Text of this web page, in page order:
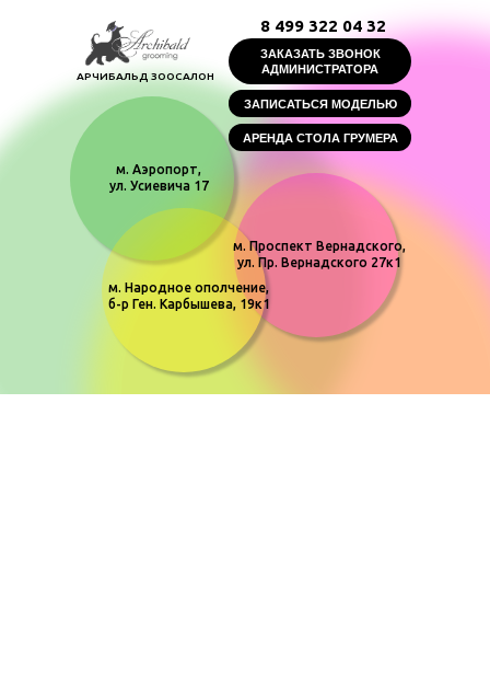
АРЧИБАЛЬД ЗООСАЛОН
ЗАКАЗАТЬ ЗВОНОК
АДМИНИСТРАТОРА
ЗАПИСАТЬСЯ МОДЕЛЬЮ
8 499 322 04 32
АРЕНДА СТОЛА ГРУМЕРА
м. Народное ополчение,
б-р Ген. Карбышева, 19к1
м. Проспект Вернадского,
ул. Пр. Вернадского 27к1
м. Аэропорт,
ул. Усиевича 17